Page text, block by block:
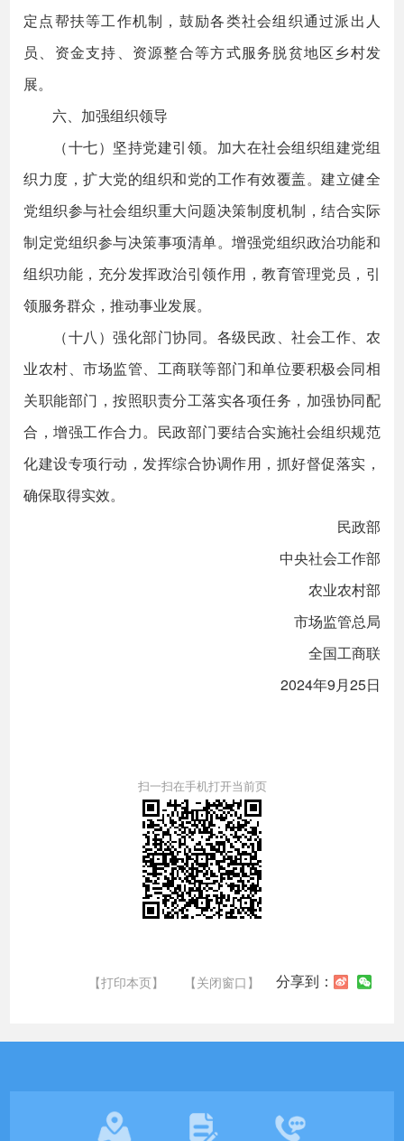
定点帮扶等工作机制，鼓励各类社会组织通过派出人
员、资金支持、资源整合等方式服务脱贫地区乡村发
展。
六、加强组织领导
（十七）坚持党建引领。加大在社会组织组建党组
织力度，扩大党的组织和党的工作有效覆盖。建立健全
党组织参与社会组织重大问题决策制度机制，结合实际
制定党组织参与决策事项清单。增强党组织政治功能和
组织功能，充分发挥政治引领作用，教育管理党员，引
领服务群众，推动事业发展。
（十八）强化部门协同。各级民政、社会工作、农
业农村、市场监管、工商联等部门和单位要积极会同相
关职能部门，按照职责分工落实各项任务，加强协同配
合，增强工作合力。民政部门要结合实施社会组织规范
化建设专项行动，发挥综合协调作用，抓好督促落实，
确保取得实效。
民政部
中央社会工作部
农业农村部
市场监管总局
全国工商联
2024年9月25日
扫一扫在手机打开当前页
【打印本页】 【关闭窗口】 分享到：